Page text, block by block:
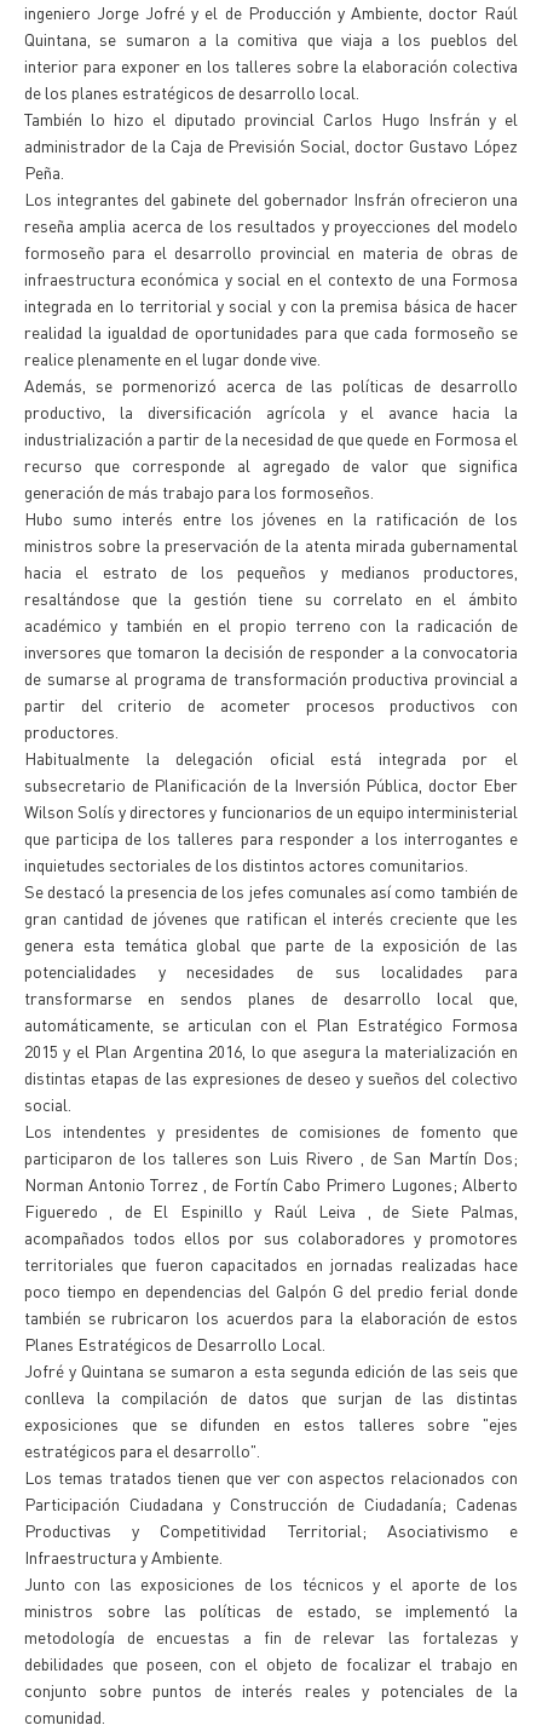
ingeniero Jorge Jofré y el de Producción y Ambiente, doctor Raúl
Quintana, se sumaron a la comitiva que viaja a los pueblos del
interior para exponer en los talleres sobre la elaboración colectiva
de los planes estratégicos de desarrollo local.
También lo hizo el diputado provincial Carlos Hugo Insfrán y el
administrador de la Caja de Previsión Social, doctor Gustavo López
Peña.
Los integrantes del gabinete del gobernador Insfrán ofrecieron una
reseña amplia acerca de los resultados y proyecciones del modelo
formoseño para el desarrollo provincial en materia de obras de
infraestructura económica y social en el contexto de una Formosa
integrada en lo territorial y social y con la premisa básica de hacer
realidad la igualdad de oportunidades para que cada formoseño se
realice plenamente en el lugar donde vive.
Además, se pormenorizó acerca de las políticas de desarrollo
productivo, la diversificación agrícola y el avance hacia la
industrialización a partir de la necesidad de que quede en Formosa el
recurso que corresponde al agregado de valor que significa
generación de más trabajo para los formoseños.
Hubo sumo interés entre los jóvenes en la ratificación de los
ministros sobre la preservación de la atenta mirada gubernamental
hacia el estrato de los pequeños y medianos productores,
resaltándose que la gestión tiene su correlato en el ámbito
académico y también en el propio terreno con la radicación de
inversores que tomaron la decisión de responder a la convocatoria
de sumarse al programa de transformación productiva provincial a
partir del criterio de acometer procesos productivos con
productores.
Habitualmente la delegación oficial está integrada por el
subsecretario de Planificación de la Inversión Pública, doctor Eber
Wilson Solís y directores y funcionarios de un equipo interministerial
que participa de los talleres para responder a los interrogantes e
inquietudes sectoriales de los distintos actores comunitarios.
Se destacó la presencia de los jefes comunales así como también de
gran cantidad de jóvenes que ratifican el interés creciente que les
genera esta temática global que parte de la exposición de las
potencialidades y necesidades de sus localidades para
transformarse en sendos planes de desarrollo local que,
automáticamente, se articulan con el Plan Estratégico Formosa
2015 y el Plan Argentina 2016, lo que asegura la materialización en
distintas etapas de las expresiones de deseo y sueños del colectivo
social.
Los intendentes y presidentes de comisiones de fomento que
participaron de los talleres son Luis Rivero , de San Martín Dos;
Norman Antonio Torrez , de Fortín Cabo Primero Lugones; Alberto
Figueredo , de El Espinillo y Raúl Leiva , de Siete Palmas,
acompañados todos ellos por sus colaboradores y promotores
territoriales que fueron capacitados en jornadas realizadas hace
poco tiempo en dependencias del Galpón G del predio ferial donde
también se rubricaron los acuerdos para la elaboración de estos
Planes Estratégicos de Desarrollo Local.
Jofré y Quintana se sumaron a esta segunda edición de las seis que
conlleva la compilación de datos que surjan de las distintas
exposiciones que se difunden en estos talleres sobre "ejes
estratégicos para el desarrollo".
Los temas tratados tienen que ver con aspectos relacionados con
Participación Ciudadana y Construcción de Ciudadanía; Cadenas
Productivas y Competitividad Territorial; Asociativismo e
Infraestructura y Ambiente.
Junto con las exposiciones de los técnicos y el aporte de los
ministros sobre las políticas de estado, se implementó la
metodología de encuestas a fin de relevar las fortalezas y
debilidades que poseen, con el objeto de focalizar el trabajo en
conjunto sobre puntos de interés reales y potenciales de la
comunidad.